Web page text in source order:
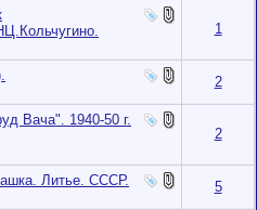
1
2
Вача". 1940-50 г.
2
Литье. СССР. 5